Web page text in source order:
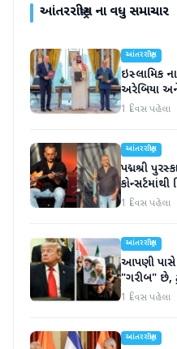
આંતરરાષ્ટ્રીયના વધુ સમાચાર
આંતરરાષ્ટ્રીય
ઇસ્લામિક
અરેબિયા
હસ્તાક્ષર
1 દિવસ પહેલા
આંતરરાષ્ટ્રીય
પદ્મશ્રી
કોન્સર્ટમાંથી
1 દિવસ પહેલા
આંતરરાષ્ટ્રીય
આપણી પાસે
"ગરીબ" છે,
1 દિવસ પહેલા
આંતરરાષ્ટ્રીય